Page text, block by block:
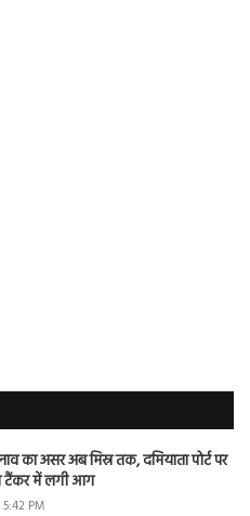
का असर अब मिस्र तक, दमियाता पोर्ट पर
टैंकर में लगी आग
PM